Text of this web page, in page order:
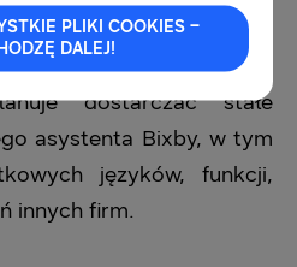
opisane.
dostarczać stałe
asystenta Bixby, w tym
języków, funkcji,
innych firm.
PLIKI COOKIES –
DALEJ!